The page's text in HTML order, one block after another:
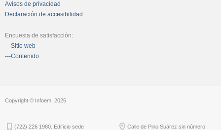
Avisos de privacidad
Declaración de accesibilidad
Encuesta de satisfacción:
---Sitio web
---Contenido
Copyright © Infoem, 2025
(722) 226 1980. Edificio sede
Calle de Pino Suárez sin número,